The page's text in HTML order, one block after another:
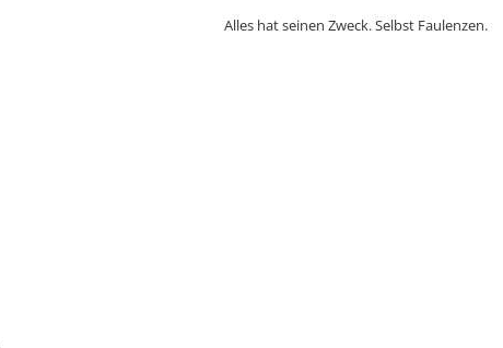
Alles hat seinen Zweck. Selbst Faulenzen.